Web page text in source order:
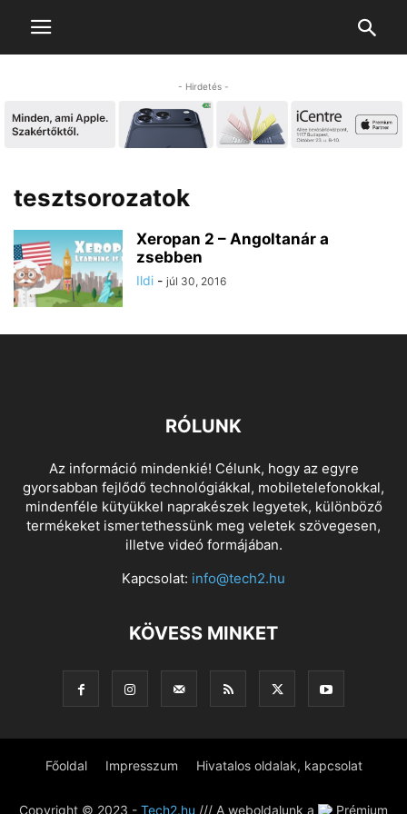
- Hirdetés -
tesztsorozatok
Xeropan 2 – Angoltanár a
zsebben
Ildi - júl 30, 2016
RÓLUNK
Az információ mindenkié! Célunk, hogy az egyre
gyorsabban fejlődő technológiákkal, mobiletelefonokkal,
mindenféle kütyükkel naprakészek legyetek, különböző
termékeket ismertethessünk meg veletek szövegesen,
illetve videó formájában.
Kapcsolat: info@tech2.hu
KÖVESS MINKET
Főoldal Impresszum Hivatalos oldalak, kapcsolat
Copyright © 2023 - Tech2.hu /// A weboldalunk a Prémium